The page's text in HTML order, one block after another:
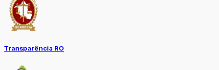
Transparência RO